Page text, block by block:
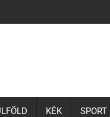
intenzív
KÉK SPORT